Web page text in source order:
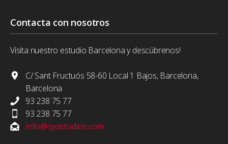
Contacta con nosotros
Visita nuestro estudio Barcelona y descúbrenos!
C/ Sant Fructuós 58-60 Local 1 Bajos, Barcelona,
Barcelona
93 238 75 77
93 238 75 77
info@cyostudios.com